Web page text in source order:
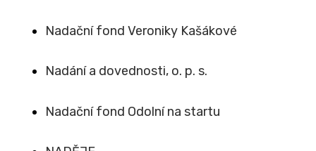
Nadační fond Veroniky Kašákové
Nadání a dovednosti, o. p. s.
Nadační fond Odolní na startu